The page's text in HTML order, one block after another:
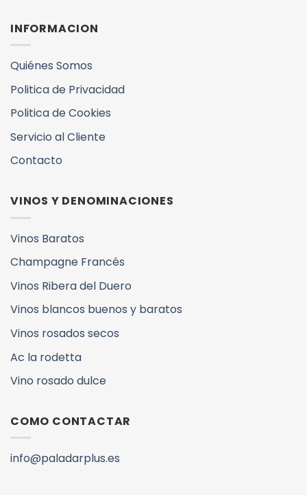
INFORMACION
Quiénes Somos
Politica de Privacidad
Politica de Cookies
Servicio al Cliente
Contacto
VINOS Y DENOMINACIONES
Vinos Baratos
Champagne Francés
Vinos Ribera del Duero
Vinos blancos buenos y baratos
Vinos rosados secos
Ac la rodetta
Vino rosado dulce
COMO CONTACTAR
info@paladarplus.es